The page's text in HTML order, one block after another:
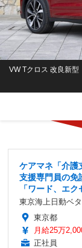
VW Tクロス 改良新型
ケアマネ「介護
支援専門員の免
「ワード、エ
東京海上日動ベ
東京都
月給25万
正社員